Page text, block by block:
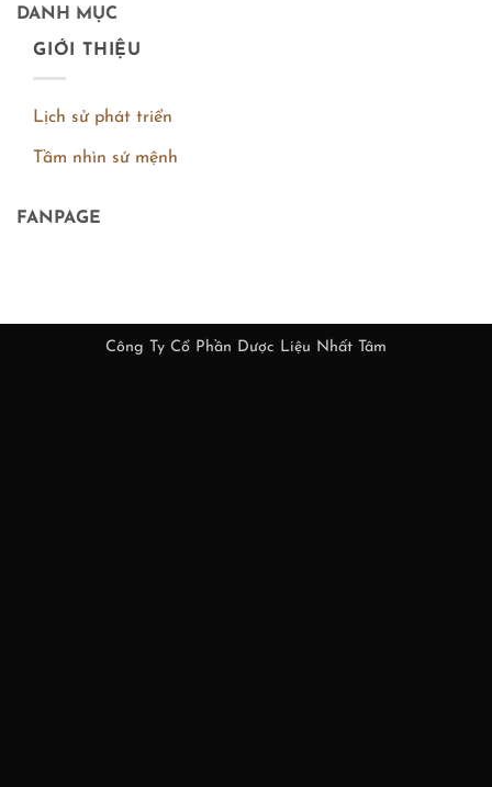
DANH MỤC
GIỚI THIỆU
Lịch sử phát triển
Tầm nhìn sứ mệnh
FANPAGE
Công Ty Cổ Phần Dược Liệu Nhất Tâm